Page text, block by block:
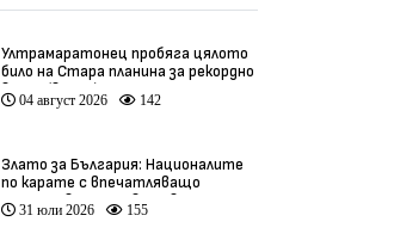
Ултрамаратонец пробяга цялото
било на Стара планина за рекордно
време (видео)
04 август 2026 142
Злато за България: Националите
по карате с впечатляващо
представяне на Световното
(видео)
31 юли 2026 155